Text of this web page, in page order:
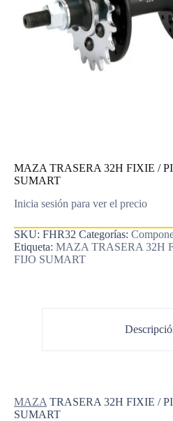
MAZA TRASERA 32H FIXIE /
SUMART
Inicia sesión para ver el precio
SKU: FHR32 Categorías:
Etiqueta: MAZA TRASERA 32H
FIJO SUMART
MAZA TRASERA 32H FIXIE /
SUMART